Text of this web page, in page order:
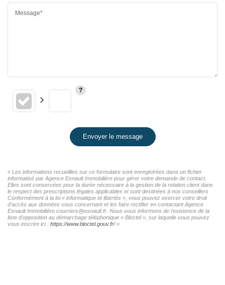
Message*
Envoyer le message
« Les informations recueillies sur ce formulaire sont enregistrées dans un fichier
informatisé par Agence Esnault Immobilière pour gérer votre demande de contact.
Elles sont conservées pour la durée nécessaire à la gestion de la relation client dans
le respect des prescriptions légales applicables et sont destinées à nos conseillers
Conformément à la loi « informatique et libertés », vous pouvez exercer votre droit
d'accès aux données vous concernant et les faire rectifier en contactant Agence
Esnault Immobilière courriers@esnault.fr. Nous vous informons de l'existence de la
liste d'opposition au démarchage téléphonique « Bloctel », sur laquelle vous pouvez
vous inscrire ici : https://www.bloctel.gouv.fr/»